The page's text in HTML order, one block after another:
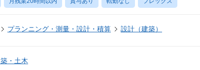
プランニング・測量・設計・積算 設計（建築）
・土木